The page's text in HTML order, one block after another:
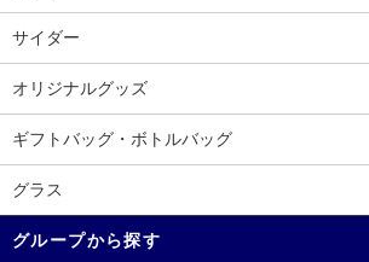
サイダー
オリジナルグッズ
ギフトバッグ・ボトルバッグ
グラス
グループから探す